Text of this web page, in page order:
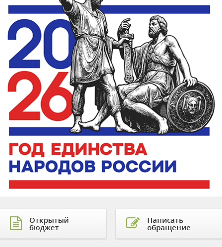
Открытый
бюджет
Написать
обращение